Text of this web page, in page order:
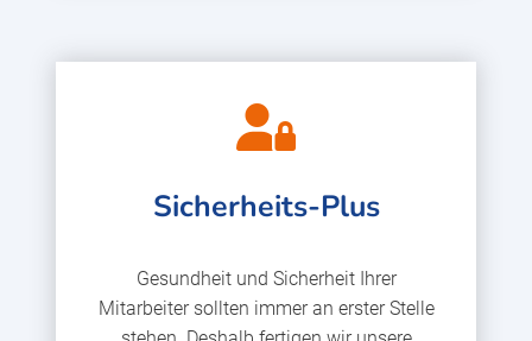
Sicherheits-Plus
Gesundheit und Sicherheit Ihrer
Mitarbeiter sollten immer an erster Stelle